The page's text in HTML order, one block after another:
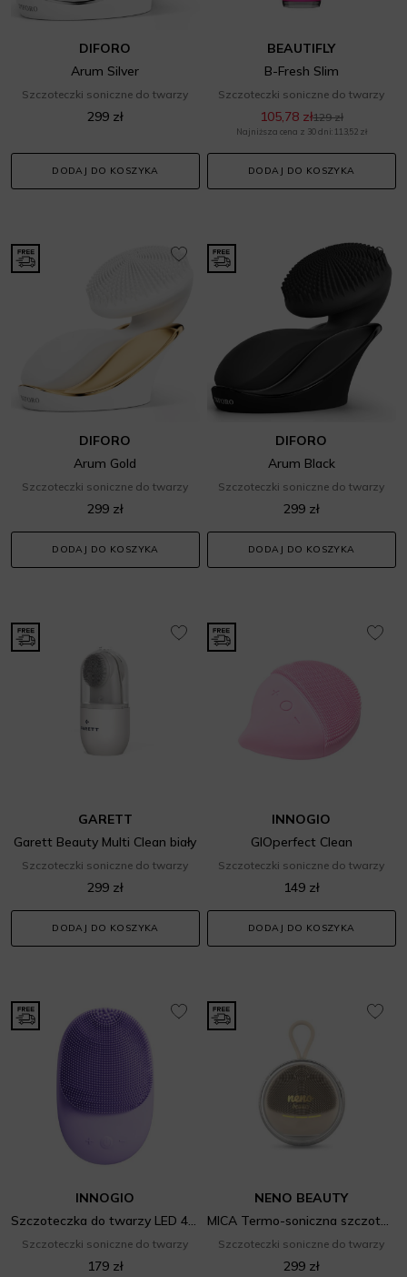
DIFORO
Arum Silver
Szczoteczki soniczne do twarzy
299 zł
DODAJ DO KOSZYKA
BEAUTIFLY
B-Fresh Slim
Szczoteczki soniczne do twarzy
105,78 zł129 zł
Najniższa cena z 30 dni: 113,52 zł
DODAJ DO KOSZYKA
DIFORO
Arum Gold
Szczoteczki soniczne do twarzy
299 zł
DODAJ DO KOSZYKA
DIFORO
Arum Black
Szczoteczki soniczne do twarzy
299 zł
DODAJ DO KOSZYKA
GARETT
Garett Beauty Multi Clean biały
Szczoteczki soniczne do twarzy
299 zł
DODAJ DO KOSZYKA
INNOGIO
GIOperfect Clean
Szczoteczki soniczne do twarzy
149 zł
DODAJ DO KOSZYKA
INNOGIO
Szczoteczki soniczne do twarzy
179 zł
NENO BEAUTY
Szczoteczki soniczne do twarzy
299 zł